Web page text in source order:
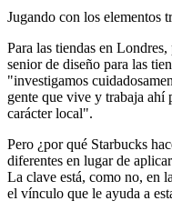
Jugando con los elementos
Para las tiendas en
senior de diseño para las
"investigamos
gente que vive y trabaja ahí
carácter local".
Pero ¿por qué Starbucks
diferentes en lugar de
La clave está, como no, en
el vínculo que le ayuda a